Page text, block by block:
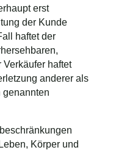
erst
der Kunde
haftet der
haftet
anderer als
genannten
Körper und